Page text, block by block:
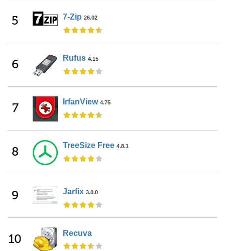
5 7-Zip 26.02
6 Rufus 4.15
7 IrfanView 4.75
8 TreeSize Free 4.8.1
9 Jarfix 3.0.0
10 Recuva